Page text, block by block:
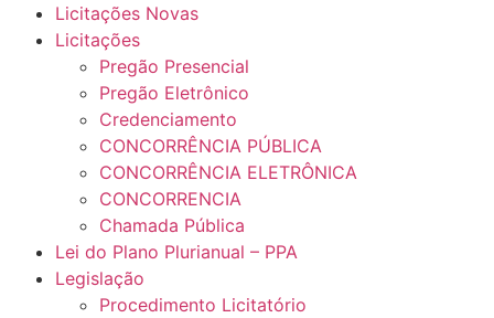
Licitações Novas
Licitações
Pregão Presencial
Pregão Eletrônico
Credenciamento
CONCORRÊNCIA PÚBLICA
CONCORRÊNCIA ELETRÔNICA
CONCORRENCIA
Chamada Pública
Lei do Plano Plurianual – PPA
Legislação
Procedimento Licitatório